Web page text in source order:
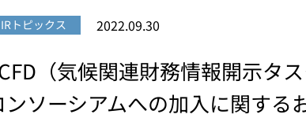
IRトピックス 2022.09.30
（気候関連財務情報開示タ
ンソーシアムへの加入に関する